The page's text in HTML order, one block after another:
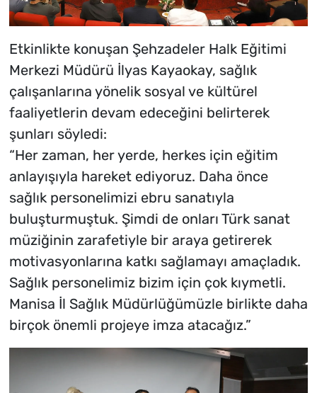
Etkinlikte konuşan Şehzadeler Halk Eğitimi
Merkezi Müdürü İlyas Kayaokay, sağlık
çalışanlarına yönelik sosyal ve kültürel
faaliyetlerin devam edeceğini belirterek
şunları söyledi:
“Her zaman, her yerde, herkes için eğitim
anlayışıyla hareket ediyoruz. Daha önce
sağlık personelimizi ebru sanatıyla
buluşturmuştuk. Şimdi de onları Türk sanat
müziğinin zarafetiyle bir araya getirerek
motivasyonlarına katkı sağlamayı amaçladık.
Sağlık personelimiz bizim için çok kıymetli.
Manisa İl Sağlık Müdürlüğümüzle birlikte daha
birçok önemli projeye imza atacağız.”